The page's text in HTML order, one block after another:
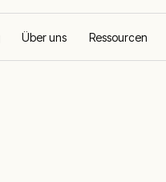
Über uns Ressourcen